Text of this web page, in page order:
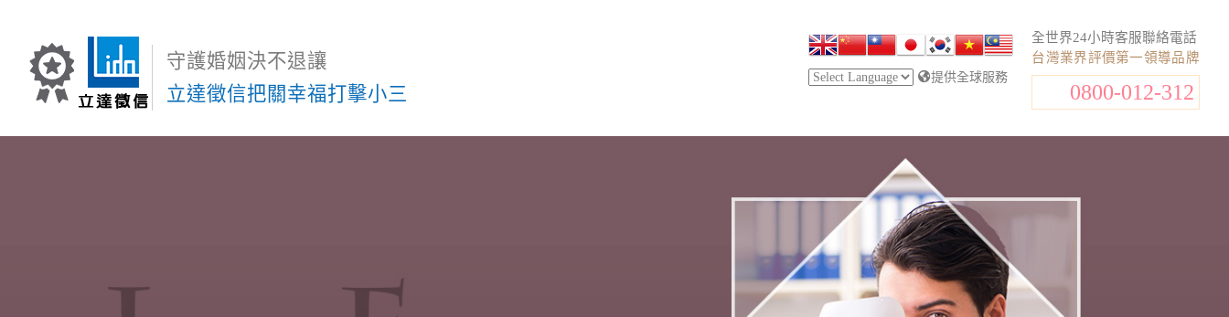
守護婚姻決不退讓
立達徵信把關幸福打擊小三
全世界24小時客服聯絡電話
台灣業界評價第一領導品牌
0800-012-312
提供全球服務